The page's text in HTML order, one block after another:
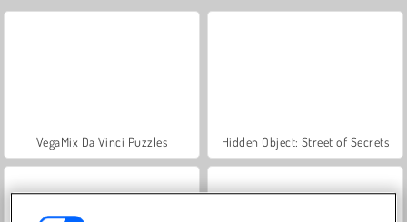
VegaMix Da Vinci Puzzles Hidden Object: Street of Secrets